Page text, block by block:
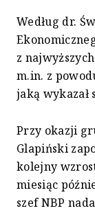
Według dr.
z
m.in. z
jaką wykazał
Przy okazji
Glapiński
kolejny
miesiąc
szef NBP